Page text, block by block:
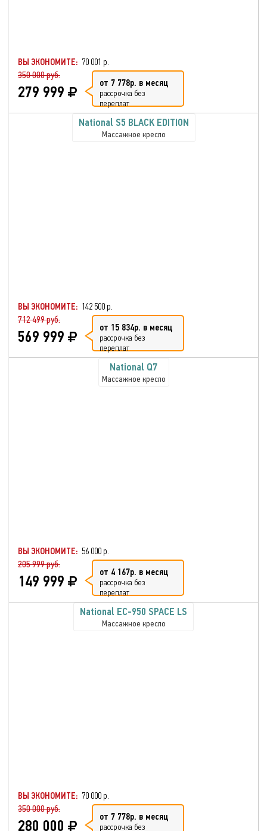
ВЫ ЭКОНОМИТЕ: 70 001 р.
350 000 руб.
279 999 от 7 778р. в месяц
рассрочка без
переплат
National S5 BLACK EDITION
Массажное кресло
ВЫ ЭКОНОМИТЕ: 142 500 р.
712 499 руб.
569 999 от 15 834р. в месяц
рассрочка без
переплат
National Q7
Массажное кресло
ВЫ ЭКОНОМИТЕ: 56 000 р.
205 999 руб.
149 999 от 4 167р. в месяц
рассрочка без
переплат
National EC-950 SPACE LS
Массажное кресло
ВЫ ЭКОНОМИТЕ: 70 000 р.
350 000 руб.
280 000 от 7 778р. в месяц
рассрочка без